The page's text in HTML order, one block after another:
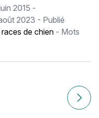
2015 -
2023 - Publié
de chien - Mots
Article